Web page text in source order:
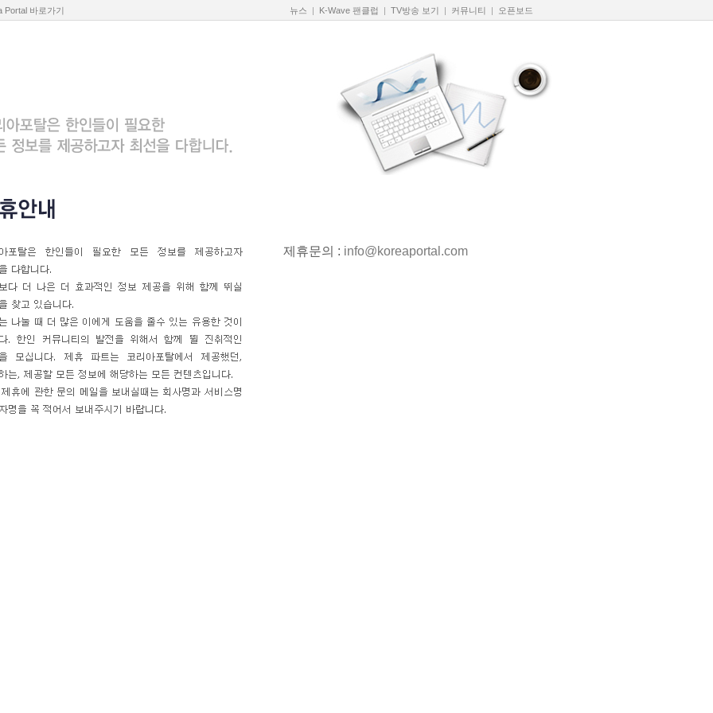
Portal 바로가기 뉴스 | K-Wave 팬클럽 | TV방송 보기 | 커뮤니티 | 오픈보드
제휴문의 : info@koreaportal.com